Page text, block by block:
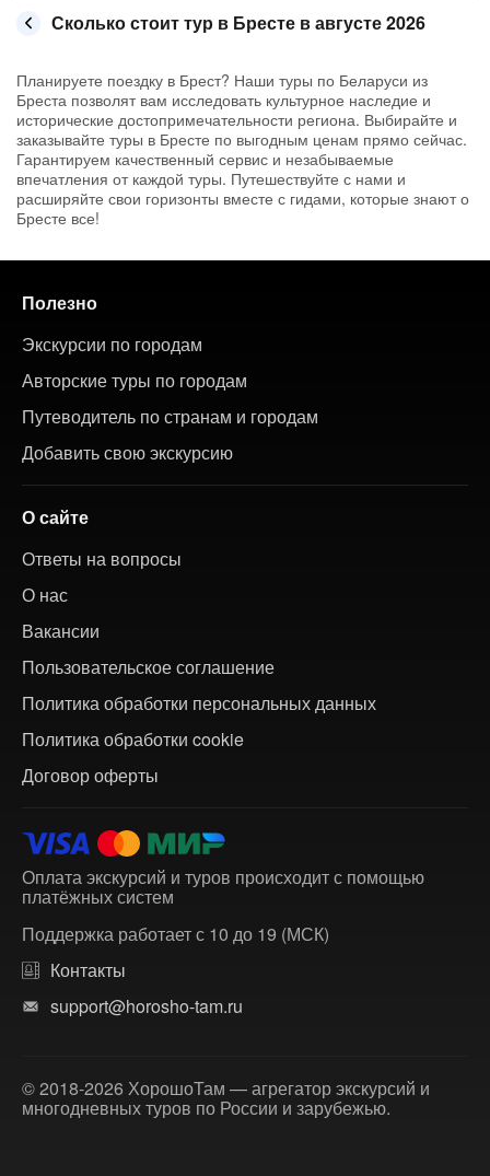
Сколько стоит тур в Бресте в августе 2026
Планируете поездку в Брест? Наши туры по Беларуси из
Бреста позволят вам исследовать культурное наследие и
исторические достопримечательности региона. Выбирайте и
заказывайте туры в Бресте по выгодным ценам прямо сейчас.
Гарантируем качественный сервис и незабываемые
впечатления от каждой туры. Путешествуйте с нами и
расширяйте свои горизонты вместе с гидами, которые знают о
Бресте все!
Полезно
Экскурсии по городам
Авторские туры по городам
Путеводитель по странам и городам
Добавить свою экскурсию
О сайте
Ответы на вопросы
О нас
Вакансии
Пользовательское соглашение
Политика обработки персональных данных
Политика обработки cookie
Договор оферты
Оплата экскурсий и туров происходит с помощью
платёжных систем
Поддержка работает с 10 до 19 (МСК)
Контакты
support@horosho-tam.ru
© 2018-2026 ХорошоТам — агрегатор экскурсий и
многодневных туров по России и зарубежью.